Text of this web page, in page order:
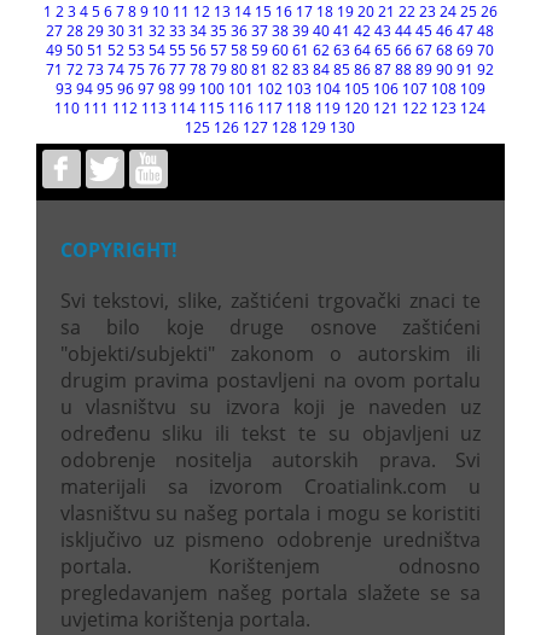
1 23456789 10 11 12 13 14 15 16 17 18 192021 2223242526
27 28 29 30 31 32 33 34 35 36 37 38 39 40 41 42 43 44 45 46 47 48
49 50 51 52 53 54 55 56 57 58 59 60 61 62 63 64 65 66 67 68 69 70
71 72 73 74 75 76 77 78 79 80 81 82 83 84 85 86 87 88 89 90 91 92
93949596979899 100 101 102 103 104 105 106 107 108 109
110 111 112 113 114 115 116 117 118 119 120 121 122 123 124
125 126 127 128 129 130
COPYRIGHT!
Svi tekstovi, slike, zaštićeni trgovački znaci te
sa bilo koje druge osnove zaštićeni
"objekti/subjekti" zakonom o autorskim ili
drugim pravima postavljeni na ovom portalu
u vlasništvu su izvora koji je naveden uz
određenu sliku ili tekst te su objavljeni uz
odobrenje nositelja autorskih prava. Svi
materijali sa izvorom Croatialink.com u
vlasništvu su našeg portala i mogu se koristiti
isključivo uz pismeno odobrenje uredništva
portala. Korištenjem odnosno
pregledavanjem našeg portala slažete se sa
uvjetima korištenja portala.